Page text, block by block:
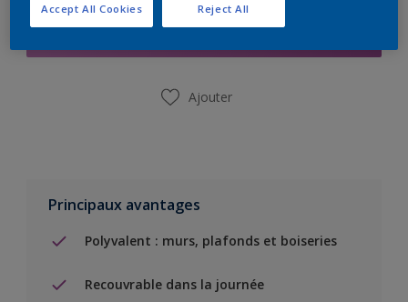
Ajouter
Principaux avantages
Polyvalent : murs, plafonds et boiseries
Recouvrable dans la journée
Reject All
Accept All Cookies